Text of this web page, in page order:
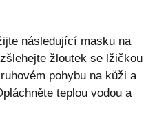
následující masku na
žloutek se lžičkou
pohybu na kůži a
teplou vodou a